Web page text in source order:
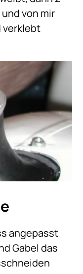
von mir
verklebt
angepasst
Gabel das